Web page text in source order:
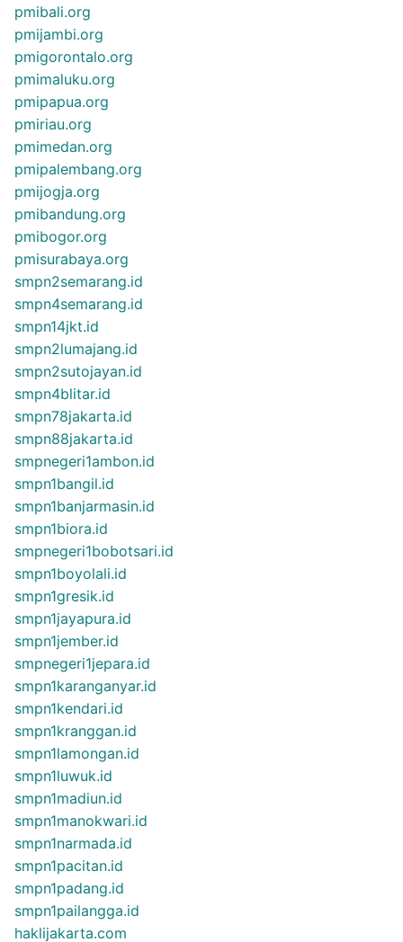
pmibali.org
pmijambi.org
pmigorontalo.org
pmimaluku.org
pmipapua.org
pmiriau.org
pmimedan.org
pmipalembang.org
pmijogja.org
pmibandung.org
pmibogor.org
pmisurabaya.org
smpn2semarang.id
smpn4semarang.id
smpn14jkt.id
smpn2lumajang.id
smpn2sutojayan.id
smpn4blitar.id
smpn78jakarta.id
smpn88jakarta.id
smpnegeri1ambon.id
smpn1bangil.id
smpn1banjarmasin.id
smpn1biora.id
smpnegeri1bobotsari.id
smpn1boyolali.id
smpn1gresik.id
smpn1jayapura.id
smpn1jember.id
smpnegeri1jepara.id
smpn1karanganyar.id
smpn1kendari.id
smpn1kranggan.id
smpn1lamongan.id
smpn1luwuk.id
smpn1madiun.id
smpn1manokwari.id
smpn1narmada.id
smpn1pacitan.id
smpn1padang.id
smpn1pailangga.id
haklijakarta.com